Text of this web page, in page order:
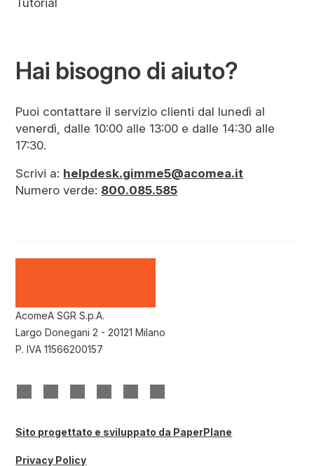
Tutorial
Hai bisogno di aiuto?
Puoi contattare il servizio clienti dal lunedì al
venerdì, dalle 10:00 alle 13:00 e dalle 14:30 alle
17:30.
Scrivi a: helpdesk.gimme5@acomea.it
Numero verde: 800.085.585
AcomeA SGR S.p.A.
Largo Donegani 2 - 20121 Milano
P. IVA 11566200157
una
scheda)
una
scheda)
una
scheda)
una una una
Sito progettato e sviluppato da PaperPlane
Privacy Policy